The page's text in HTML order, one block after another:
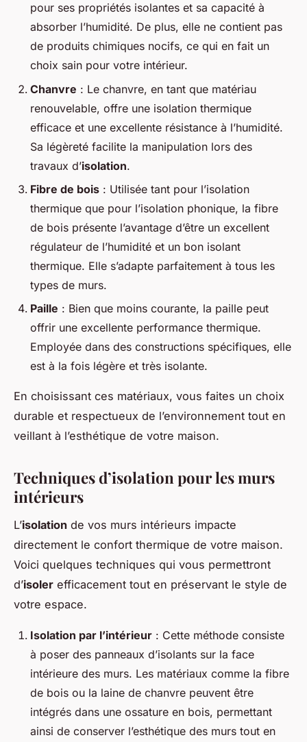
pour ses propriétés isolantes et sa capacité à
absorber l’humidité. De plus, elle ne contient pas
de produits chimiques nocifs, ce qui en fait un
choix sain pour votre intérieur.
Chanvre : Le chanvre, en tant que matériau
renouvelable, offre une isolation thermique
efficace et une excellente résistance à l’humidité.
Sa légèreté facilite la manipulation lors des
travaux d’isolation.
Fibre de bois : Utilisée tant pour l’isolation
thermique que pour l’isolation phonique, la fibre
de bois présente l’avantage d’être un excellent
régulateur de l’humidité et un bon isolant
thermique. Elle s’adapte parfaitement à tous les
types de murs.
Paille : Bien que moins courante, la paille peut
offrir une excellente performance thermique.
Employée dans des constructions spécifiques, elle
est à la fois légère et très isolante.
En choisissant ces matériaux, vous faites un choix
durable et respectueux de l’environnement tout en
veillant à l’esthétique de votre maison.
Techniques d’isolation pour les murs
intérieurs
L’isolation de vos murs intérieurs impacte
directement le confort thermique de votre maison.
Voici quelques techniques qui vous permettront
d’isoler efficacement tout en préservant le style de
votre espace.
Isolation par l’intérieur : Cette méthode consiste
à poser des panneaux d’isolants sur la face
intérieure des murs. Les matériaux comme la fibre
de bois ou la laine de chanvre peuvent être
intégrés dans une ossature en bois, permettant
ainsi de conserver l’esthétique des murs tout en